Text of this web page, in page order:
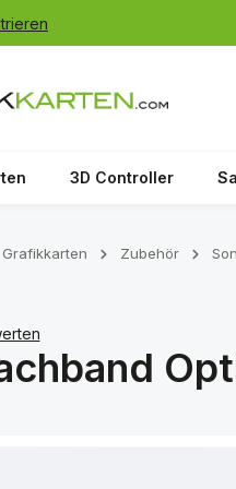
3D Controller
Grafikkarten Zubehör
von 0 von 5 Sternen